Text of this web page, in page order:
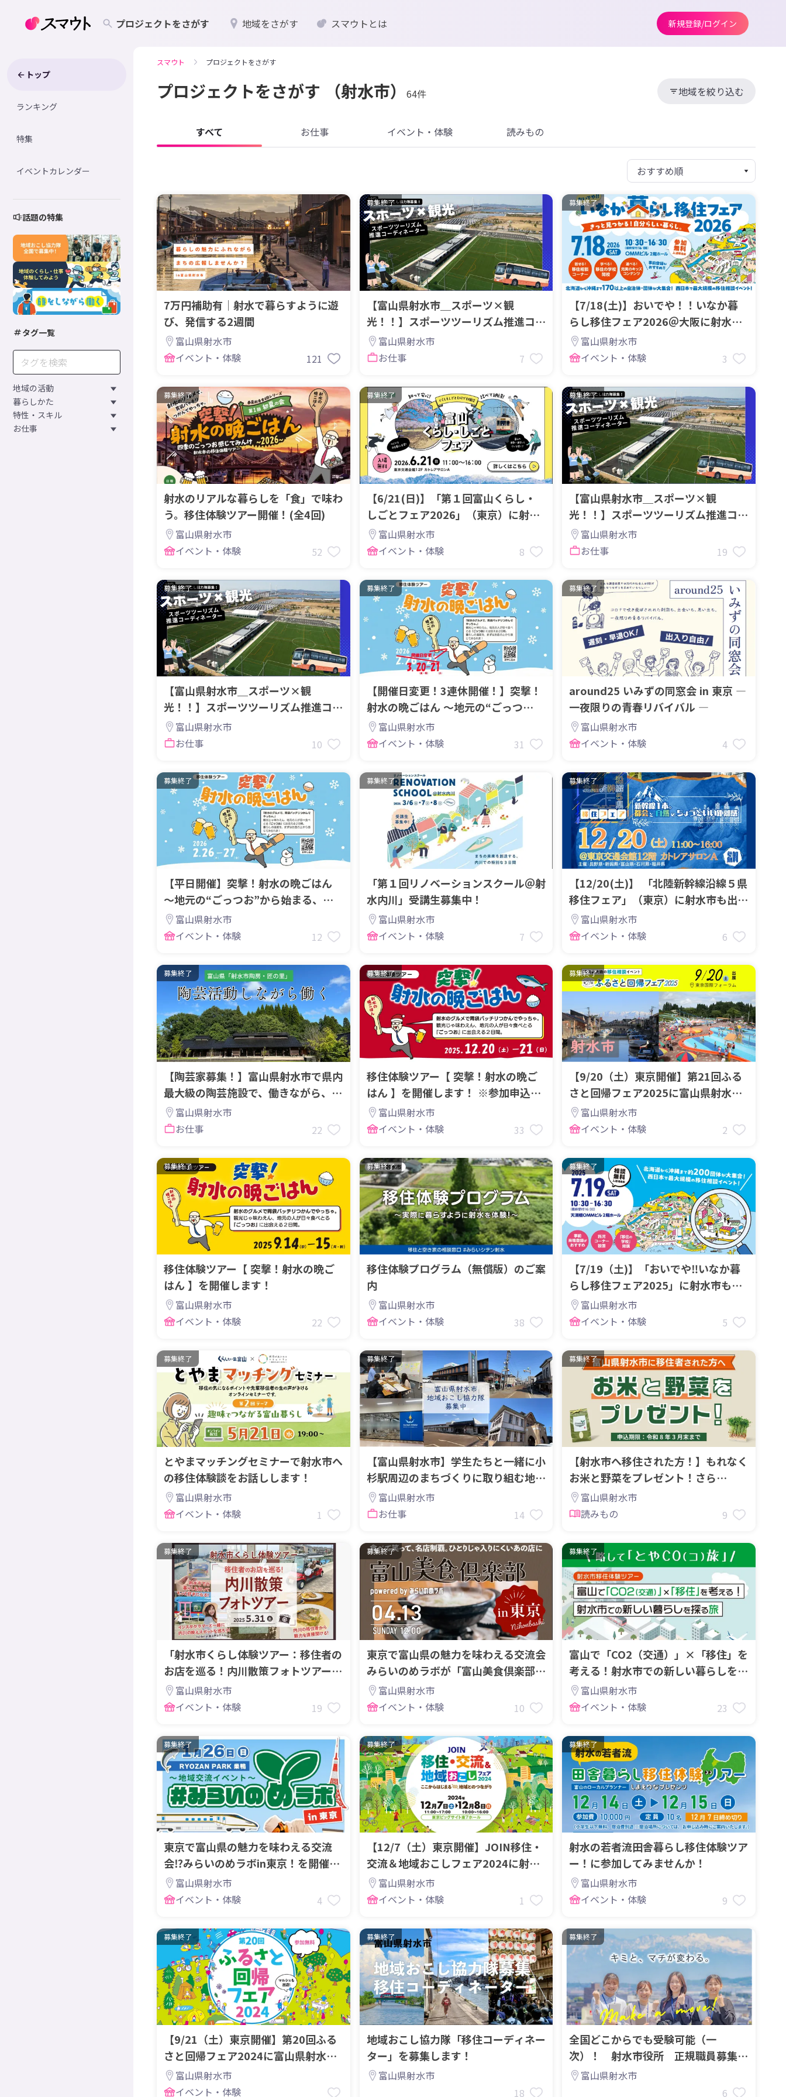
プロジェクトをさがす 地域をさがす スマウトとは 新規登録/ログイン
トップ
ランキング
特集
イベントカレンダー
話題の特集
タグ一覧
地域の活動
暮らしかた
特性・スキル
お仕事
スマウト プロジェクトをさがす
プロジェクトをさがす （射水市） 64件 地域を絞り込む
すべて お仕事 イベント・体験 読みもの
7万円補助有｜射水で暮らすように遊
び、発信する2週間
富山県射水市
イベント・体験
121
募集終了
【富山県射水市＿スポーツ×観
光！！】スポーツツーリズム推進コー
ディネーターを募集します！
富山県射水市
お仕事
7
募集終了
【7/18(土)】おいでや！！いなか暮
らし移住フェア2026＠大阪に射水市
も出展
富山県射水市
イベント・体験
3
募集終了
射水のリアルな暮らしを「食」で味わ
う。移住体験ツアー開催！(全4回)
富山県射水市
イベント・体験
52
募集終了
【6/21(日)】「第１回富山くらし・
しごとフェア2026」（東京）に射水
市も出展します！
富山県射水市
イベント・体験
8
募集終了
【富山県射水市＿スポーツ×観
光！！】スポーツツーリズム推進コー
ディネーターを募集します！
富山県射水市
お仕事
19
募集終了
【富山県射水市＿スポーツ×観
光！！】スポーツツーリズム推進コー
ディネーターを募集します！
富山県射水市
お仕事
10
募集終了
【開催日変更！3連休開催！】突撃！
射水の晩ごはん ～地元の“ごっつ
お”から始まる暮らし体験
富山県射水市
イベント・体験
31
募集終了
around25 いみずの同窓会 in 東京 ―
一夜限りの青春リバイバル ―
富山県射水市
イベント・体験
4
募集終了
【平日開催】突撃！射水の晩ごはん
～地元の“ごっつお”から始まる、射
水の暮らし体験ツアー～
富山県射水市
イベント・体験
12
募集終了
「第１回リノベーションスクール＠射
水内川」受講生募集中！
富山県射水市
イベント・体験
7
募集終了
【12/20(土)】 「北陸新幹線沿線５県
移住フェア」（東京）に射水市も出展
します！
富山県射水市
イベント・体験
6
募集終了
【陶芸家募集！】富山県射水市で県内
最大級の陶芸施設で、働きながら、作
家活動を。
富山県射水市
お仕事
22
募集終了
移住体験ツアー【 突撃！射水の晩ご
はん 】を開催します！ ※参加申込締
切延長しました！
富山県射水市
イベント・体験
33
募集終了
【9/20（土）東京開催】第21回ふる
さと回帰フェア2025に富山県射水市
も参加します！
富山県射水市
イベント・体験
2
募集終了
移住体験ツアー【 突撃！射水の晩ご
はん 】を開催します！
富山県射水市
イベント・体験
22
募集終了
移住体験プログラム（無償版）のご案
内
富山県射水市
イベント・体験
38
募集終了
【7/19（土)】「おいでや‼いなか暮
らし移住フェア2025」に射水市も出
展します！
富山県射水市
イベント・体験
5
募集終了
とやまマッチングセミナーで射水市へ
の移住体験談をお話しします！
富山県射水市
イベント・体験
1
募集終了
【富山県射水市】学生たちと一緒に小
杉駅周辺のまちづくりに取り組む地域
おこし協力隊を募集！
富山県射水市
お仕事
14
募集終了
【射水市へ移住された方！】もれなく
お米と野菜をプレゼント！さら
に・・・畑ももらえる⁉
富山県射水市
読みもの
9
募集終了
「射水市くらし体験ツアー：移住者の
お店を巡る！内川散策フォトツアー」
を開催します！
富山県射水市
イベント・体験
19
募集終了
東京で富山県の魅力を味わえる交流会
みらいのめラボが「富山美食倶楽部」
として帰ってきました！
富山県射水市
イベント・体験
10
募集終了
富山で「CO2（交通）」×「移住」を
考える！射水市での新しい暮らしを探
る『とやCO旅』！
富山県射水市
イベント・体験
23
募集終了
東京で富山県の魅力を味わえる交流
会⁉みらいのめラボin東京！を開催し
ます！
富山県射水市
イベント・体験
4
募集終了
【12/7（土）東京開催】JOIN移住・
交流＆地域おこしフェア2024に射水
市も参加します
富山県射水市
イベント・体験
1
募集終了
射水の若者流田舎暮らし移住体験ツア
ー！に参加してみませんか！
富山県射水市
イベント・体験
9
募集終了
【9/21（土）東京開催】第20回ふる
さと回帰フェア2024に富山県射水市
も参加します！
富山県射水市
イベント・体験
募集終了
地域おこし協力隊「移住コーディネー
ター」を募集します！
富山県射水市
18
募集終了
全国どこからでも受験可能（一
次）！ 射水市役所 正規職員募集
中！！
富山県射水市
6